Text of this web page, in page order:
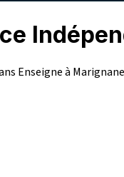
Enseigne à Marignane